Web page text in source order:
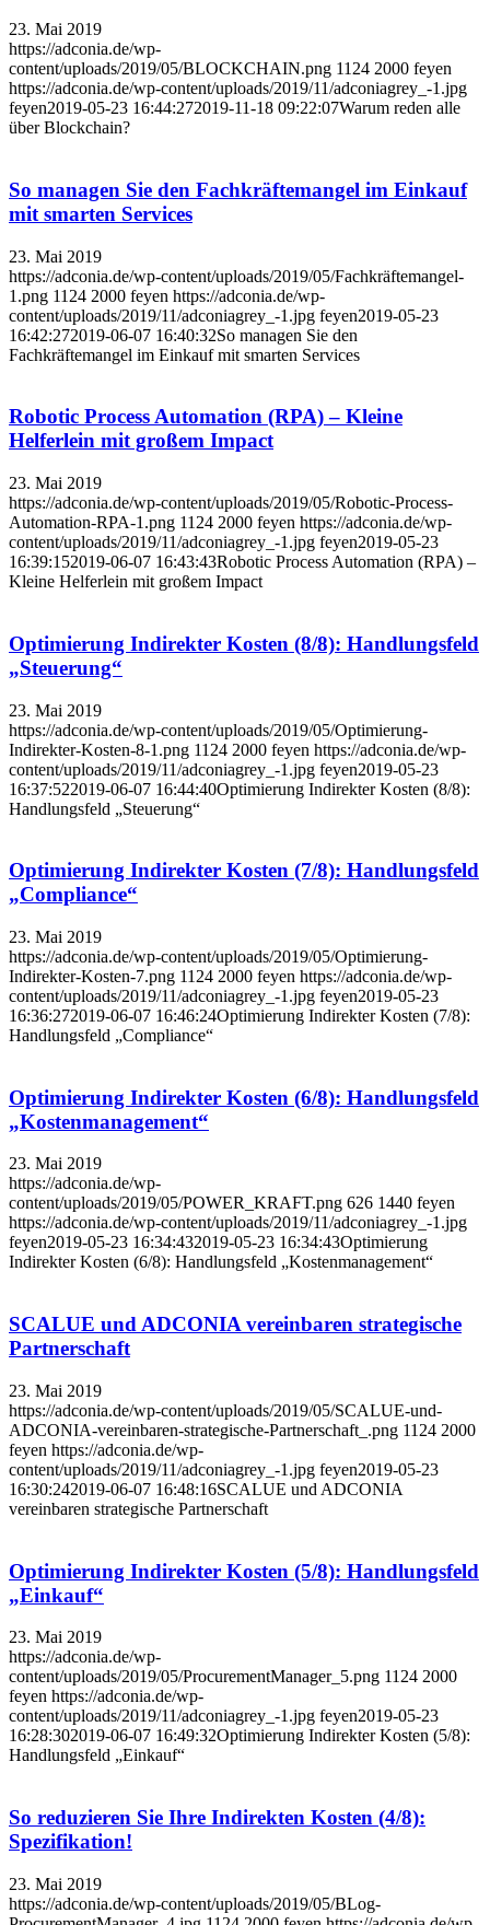
23. Mai 2019
https://adconia.de/wp-
content/uploads/2019/05/BLOCKCHAIN.png 1124 2000 feyen
https://adconia.de/wp-content/uploads/2019/11/adconiagrey_-1.jpg
feyen2019-05-23 16:44:272019-11-18 09:22:07Warum reden alle
über Blockchain?
So managen Sie den Fachkräftemangel im Einkauf
mit smarten Services
23. Mai 2019
https://adconia.de/wp-content/uploads/2019/05/Fachkräftemangel-
1.png 1124 2000 feyen https://adconia.de/wp-
content/uploads/2019/11/adconiagrey_-1.jpg feyen2019-05-23
16:42:272019-06-07 16:40:32So managen Sie den
Fachkräftemangel im Einkauf mit smarten Services
Robotic Process Automation (RPA) – Kleine
Helferlein mit großem Impact
23. Mai 2019
https://adconia.de/wp-content/uploads/2019/05/Robotic-Process-
Automation-RPA-1.png 1124 2000 feyen https://adconia.de/wp-
content/uploads/2019/11/adconiagrey_-1.jpg feyen2019-05-23
16:39:152019-06-07 16:43:43Robotic Process Automation (RPA) –
Kleine Helferlein mit großem Impact
Optimierung Indirekter Kosten (8/8): Handlungsfeld
„Steuerung“
23. Mai 2019
https://adconia.de/wp-content/uploads/2019/05/Optimierung-
Indirekter-Kosten-8-1.png 1124 2000 feyen https://adconia.de/wp-
content/uploads/2019/11/adconiagrey_-1.jpg feyen2019-05-23
16:37:522019-06-07 16:44:40Optimierung Indirekter Kosten (8/8):
Handlungsfeld „Steuerung“
Optimierung Indirekter Kosten (7/8): Handlungsfeld
„Compliance“
23. Mai 2019
https://adconia.de/wp-content/uploads/2019/05/Optimierung-
Indirekter-Kosten-7.png 1124 2000 feyen https://adconia.de/wp-
content/uploads/2019/11/adconiagrey_-1.jpg feyen2019-05-23
16:36:272019-06-07 16:46:24Optimierung Indirekter Kosten (7/8):
Handlungsfeld „Compliance“
Optimierung Indirekter Kosten (6/8): Handlungsfeld
„Kostenmanagement“
23. Mai 2019
https://adconia.de/wp-
content/uploads/2019/05/POWER_KRAFT.png 626 1440 feyen
https://adconia.de/wp-content/uploads/2019/11/adconiagrey_-1.jpg
feyen2019-05-23 16:34:432019-05-23 16:34:43Optimierung
Indirekter Kosten (6/8): Handlungsfeld „Kostenmanagement“
SCALUE und ADCONIA vereinbaren strategische
Partnerschaft
23. Mai 2019
https://adconia.de/wp-content/uploads/2019/05/SCALUE-und-
ADCONIA-vereinbaren-strategische-Partnerschaft_.png 1124 2000
feyen https://adconia.de/wp-
content/uploads/2019/11/adconiagrey_-1.jpg feyen2019-05-23
16:30:242019-06-07 16:48:16SCALUE und ADCONIA
vereinbaren strategische Partnerschaft
Optimierung Indirekter Kosten (5/8): Handlungsfeld
„Einkauf“
23. Mai 2019
https://adconia.de/wp-
content/uploads/2019/05/ProcurementManager_5.png 1124 2000
feyen https://adconia.de/wp-
content/uploads/2019/11/adconiagrey_-1.jpg feyen2019-05-23
16:28:302019-06-07 16:49:32Optimierung Indirekter Kosten (5/8):
Handlungsfeld „Einkauf“
So reduzieren Sie Ihre Indirekten Kosten (4/8):
Spezifikation!
23. Mai 2019
https://adconia.de/wp-content/uploads/2019/05/BLog-